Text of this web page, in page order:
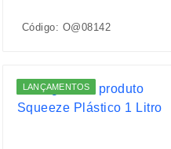
Código: O@08142
LANÇAMENTOS